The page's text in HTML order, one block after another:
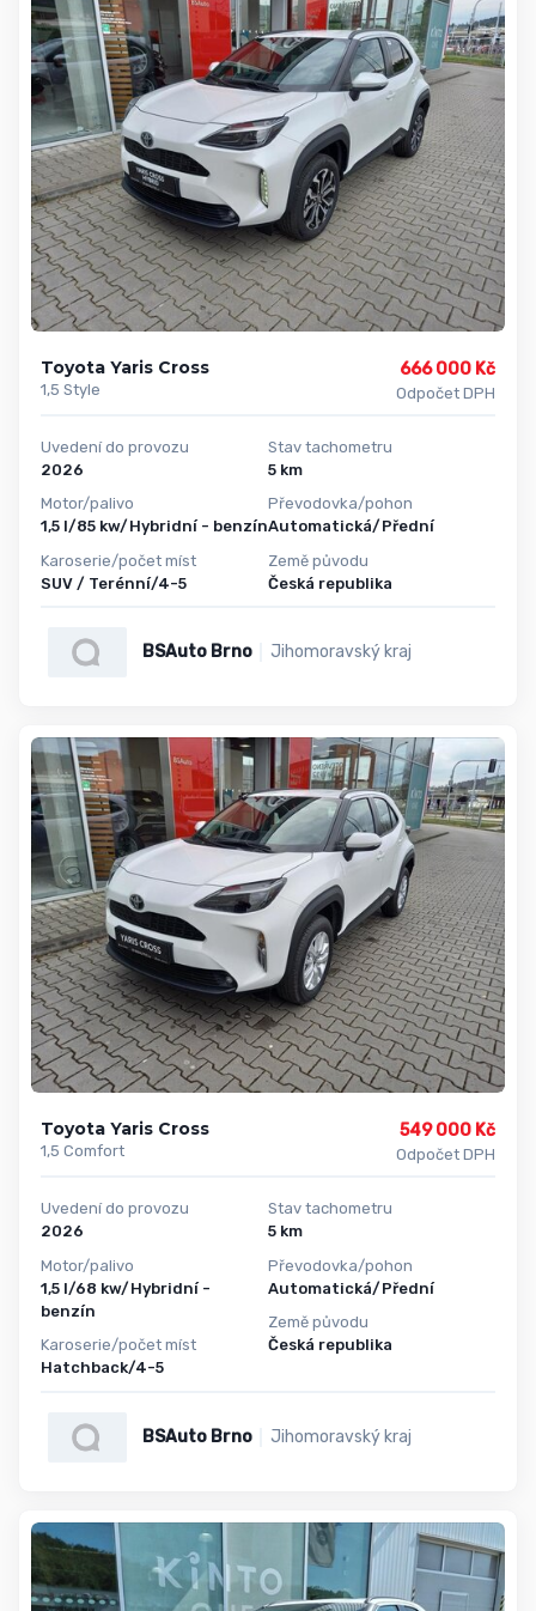
Toyota Yaris Cross
1,5 Style
666 000 Kč
Odpočet DPH
Uvedení do provozu
2026
Motor/palivo
1,5 l/85 kw/Hybridní - benzín
Karoserie/počet míst
SUV / Terénní/4-5
Stav tachometru
5 km
Převodovka/pohon
Automatická/Přední
Země původu
Česká republika
BSAuto Brno Jihomoravský kraj
Toyota Yaris Cross
1,5 Comfort
549 000 Kč
Odpočet DPH
Uvedení do provozu
2026
Motor/palivo
1,5 l/68 kw/Hybridní -
benzín
Karoserie/počet míst
Hatchback/4-5
Stav tachometru
5 km
Převodovka/pohon
Automatická/Přední
Země původu
Česká republika
BSAuto Brno Jihomoravský kraj